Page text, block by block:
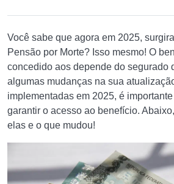
Você sabe que agora em 2025,
Pensão por Morte? Isso mesmo! O
concedido aos depende do segurado
algumas mudanças na sua
implementadas em 2025, é
garantir o acesso ao benefício.
elas e o que mudou!